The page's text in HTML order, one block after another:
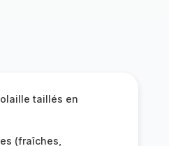
taillés en
(fraîches,